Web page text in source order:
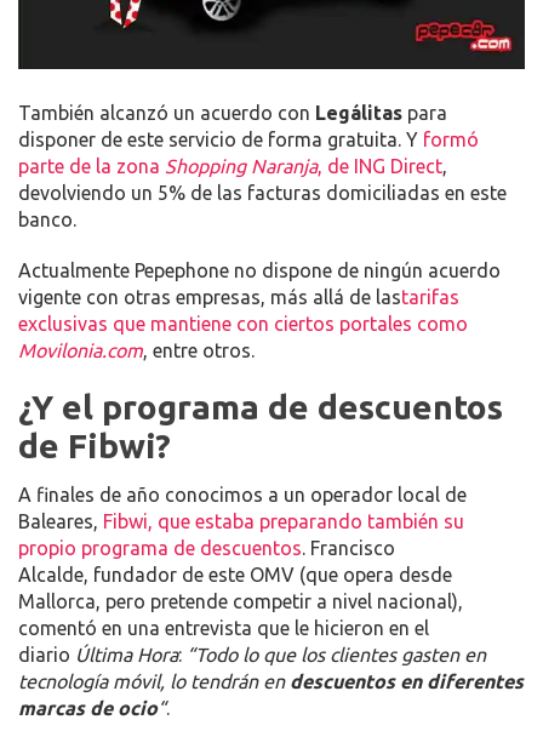
También alcanzó un acuerdo con Legálitas para
disponer de este servicio de forma gratuita. Y formó
parte de la zona Shopping Naranja, de ING Direct,
devolviendo un 5% de las facturas domiciliadas en este
banco.
Actualmente Pepephone no dispone de ningún acuerdo
vigente con otras empresas, más allá de lastarifas
exclusivas que mantiene con ciertos portales como
Movilonia.com, entre otros.
¿Y el programa de descuentos
de Fibwi?
A finales de año conocimos a un operador local de
Baleares, Fibwi, que estaba preparando también su
propio programa de descuentos. Francisco
Alcalde, fundador de este OMV (que opera desde
Mallorca, pero pretende competir a nivel nacional),
comentó en una entrevista que le hicieron en el
diario Última Hora: “Todo lo que los clientes gasten en
tecnología móvil, lo tendrán en descuentos en diferentes
marcas de ocio“.